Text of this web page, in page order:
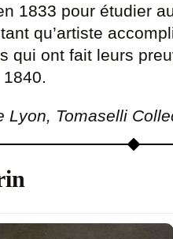
1833 pour étudier
qu’artiste
qui ont fait leurs
Tomaselli